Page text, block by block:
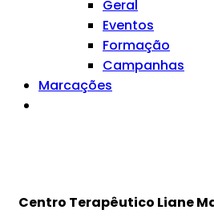
Geral
Eventos
Formação
Campanhas
Marcações
Centro Terapêutico Liane